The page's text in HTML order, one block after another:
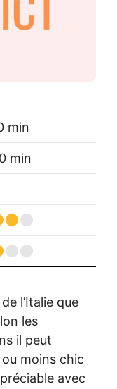
min
min
l’Italie que
les
il peut
moins chic
avec